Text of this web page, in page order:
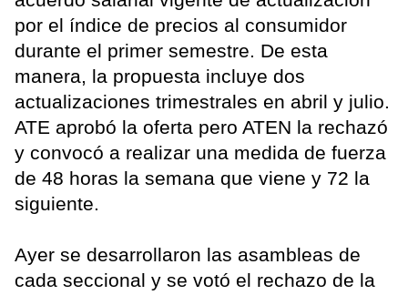
por el índice de precios al consumidor
durante el primer semestre. De esta
manera, la propuesta incluye dos
actualizaciones trimestrales en abril y julio.
ATE aprobó la oferta pero ATEN la rechazó
y convocó a realizar una medida de fuerza
de 48 horas la semana que viene y 72 la
siguiente.
Ayer se desarrollaron las asambleas de
cada seccional y se votó el rechazo de la